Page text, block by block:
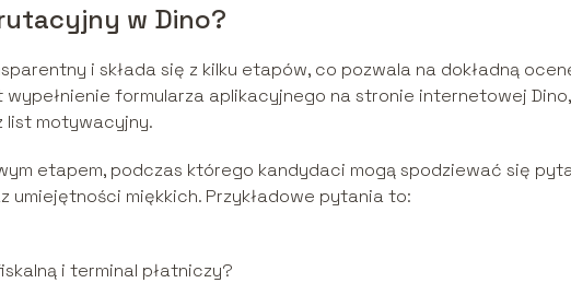
w Dino?
i składa się z kilku etapów, co pozwala na dokładną
formularza aplikacyjnego na stronie internetowej Dino,
list motywacyjny.
etapem, podczas którego kandydaci mogą spodziewać się
miękkich. Przykładowe pytania to:
i terminal płatniczy?